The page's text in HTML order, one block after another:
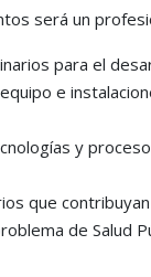
será un
para el
e
y
que
de Salud